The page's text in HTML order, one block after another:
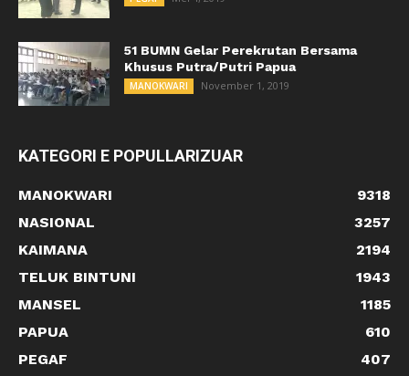
51 BUMN Gelar Perekrutan Bersama
Khusus Putra/Putri Papua
MANOKWARI November 1, 2019
KATEGORI E POPULLARIZUAR
MANOKWARI
9318
NASIONAL
3257
KAIMANA
2194
TELUK BINTUNI
1943
MANSEL
1185
PAPUA
610
PEGAF
407